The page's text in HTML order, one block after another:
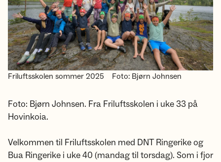
Friluftsskolen sommer 2025 Foto: Bjørn Johnsen
Foto: Bjørn Johnsen. Fra Friluftsskolen i uke 33 på
Hovinkoia.
Velkommen til Friluftsskolen med DNT Ringerike og
Bua Ringerike i uke 40 (mandag til torsdag). Som i fjor